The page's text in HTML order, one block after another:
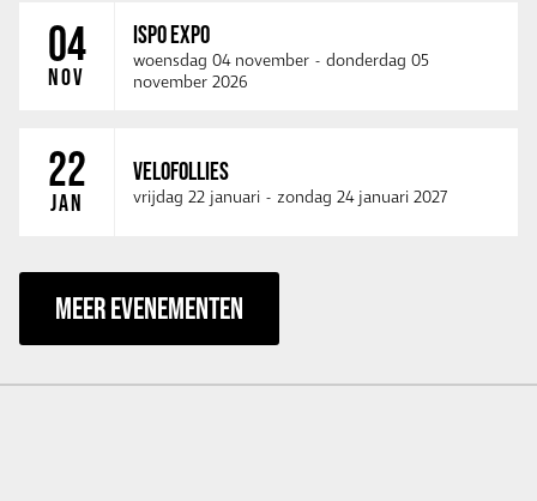
04
NOV
ISPO EXPO
woensdag 04 november - donderdag 05
november 2026
22
JAN
VELOFOLLIES
vrijdag 22 januari - zondag 24 januari 2027
MEER EVENEMENTEN